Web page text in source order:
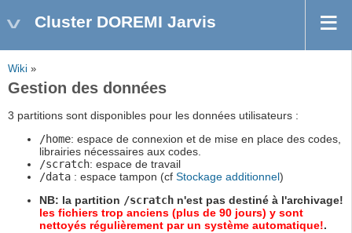
Cluster DOREMI Jarvis
Wiki »
Gestion des données
3 partitions sont disponibles pour les données utilisateurs :
/home: espace de connexion et de mise en place des codes,
librairies nécessaires aux codes.
/scratch: espace de travail
/data : espace tampon (cf Stockage additionnel)
NB: la partition /scratch n'est pas destiné à l'archivage!
les fichiers trop anciens (plus de 90 jours) y sont
nettoyés régulièrement par un système automatique!.